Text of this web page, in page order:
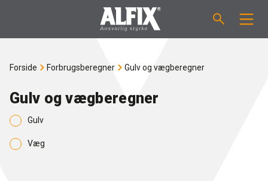
Spartelmasse ”Mix”
VEJLEDNINGER
FORBRUGSBEREGNER
Forside Forbrugsberegner Gulv og vægberegner
Gulv og vægberegner
Gulv
Væg